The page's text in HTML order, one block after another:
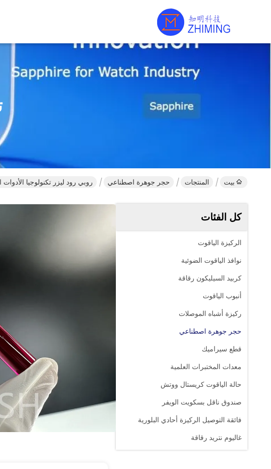
بيت المنتجات حجر جوهرة اصطناعي روبي رود ليزر تكنولوجيا الأدوات
كل الفئات
الركيزة الياقوت
نوافذ الياقوت الضوئية
كربيد السيليكون رقاقة
أنبوب الياقوت
ركيزة أشباه الموصلات
حجر جوهرة اصطناعي
قطع سيراميك
معدات المختبرات العلمية
حالة الياقوت كريستال ووتش
صندوق ناقل بسكويت الويفر
فائقة التوصيل الركيزة أحادي البلورية
غاليوم نتريد رقاقة